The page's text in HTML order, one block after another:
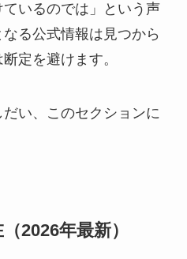
ているのでは」という声
る公式情報は見つから
定を避けます。
い、このセクションに
2026年最新）